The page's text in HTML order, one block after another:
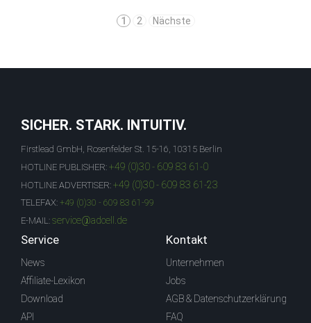
1 2 Nächste
SICHER. STARK. INTUITIV.
Firstlead GmbH, Rosenfelder St. 15-16, 10315 Berlin
HOTLINE PUBLISHER: +49 (0)30 - 609 83 61-0
HOTLINE ADVERTISER: +49 (0)30 - 609 83 61-23
TELEFAX: +49 (0)30 - 609 83 61-99
E-MAIL: service@adcell.de
Service
News
Affiliate-Lexikon
Download
API
Kontakt
Unternehmen
Jobs
AGB & Datenschutzerklärung
FAQ